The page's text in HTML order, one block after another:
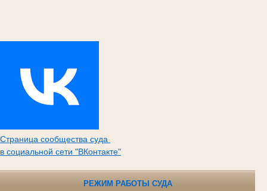
Страница сообщества суда
в социальной сети "ВКонтакте"
РЕЖИМ РАБОТЫ СУДА